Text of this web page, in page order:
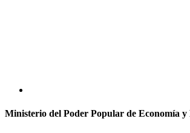
Ministerio del Poder Popular de Economía y